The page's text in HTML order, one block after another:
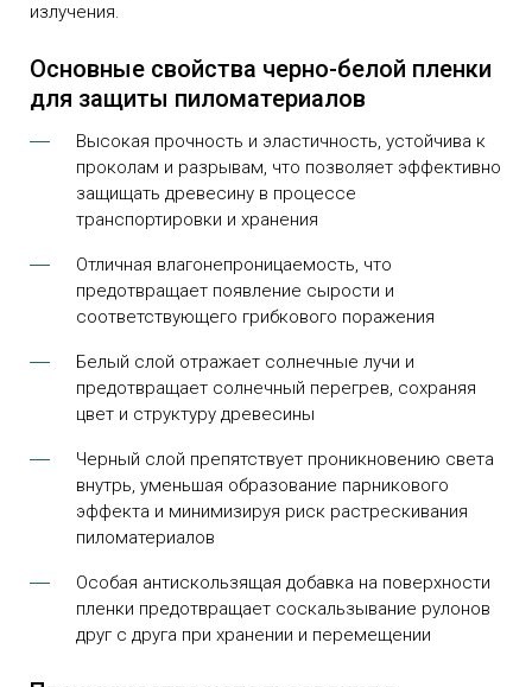
излучения.
Основные свойства черно-белой пленки
для защиты пиломатериалов
Высокая прочность и эластичность, устойчива к
проколам и разрывам, что позволяет эффективно
защищать древесину в процессе
транспортировки и хранения
Отличная влагонепроницаемость, что
предотвращает появление сырости и
соответствующего грибкового поражения
Белый слой отражает солнечные лучи и
предотвращает солнечный перегрев, сохраняя
цвет и структуру древесины
Черный слой препятствует проникновению света
внутрь, уменьшая образование парникового
эффекта и минимизируя риск растрескивания
пиломатериалов
Особая антискользящая добавка на поверхности
пленки предотвращает соскальзывание рулонов
друг с друга при хранении и перемещении